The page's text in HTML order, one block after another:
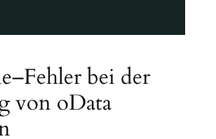
bei der
von oData